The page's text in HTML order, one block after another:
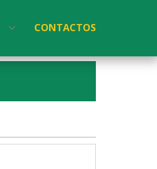
CONTACTOS